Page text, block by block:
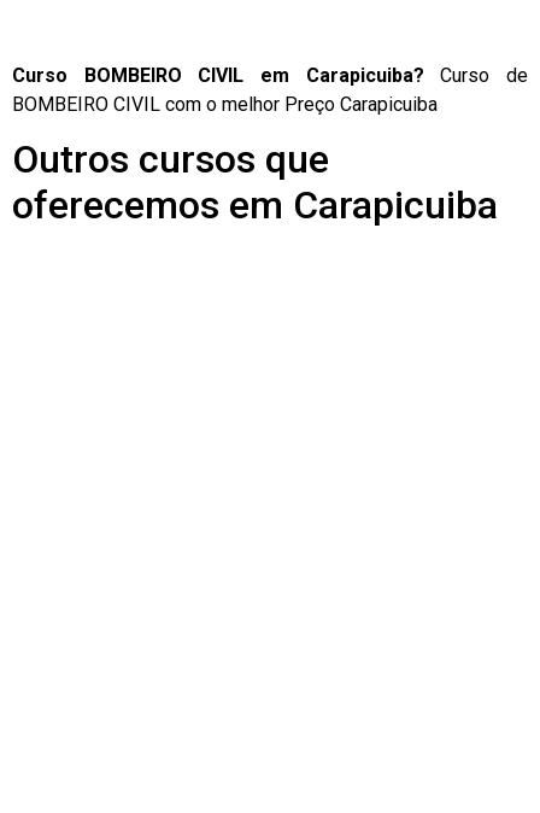
Curso BOMBEIRO CIVIL em Carapicuiba?Curso de
BOMBEIRO CIVIL com o melhor Preço Carapicuiba
Outros cursos que
oferecemos em Carapicuiba